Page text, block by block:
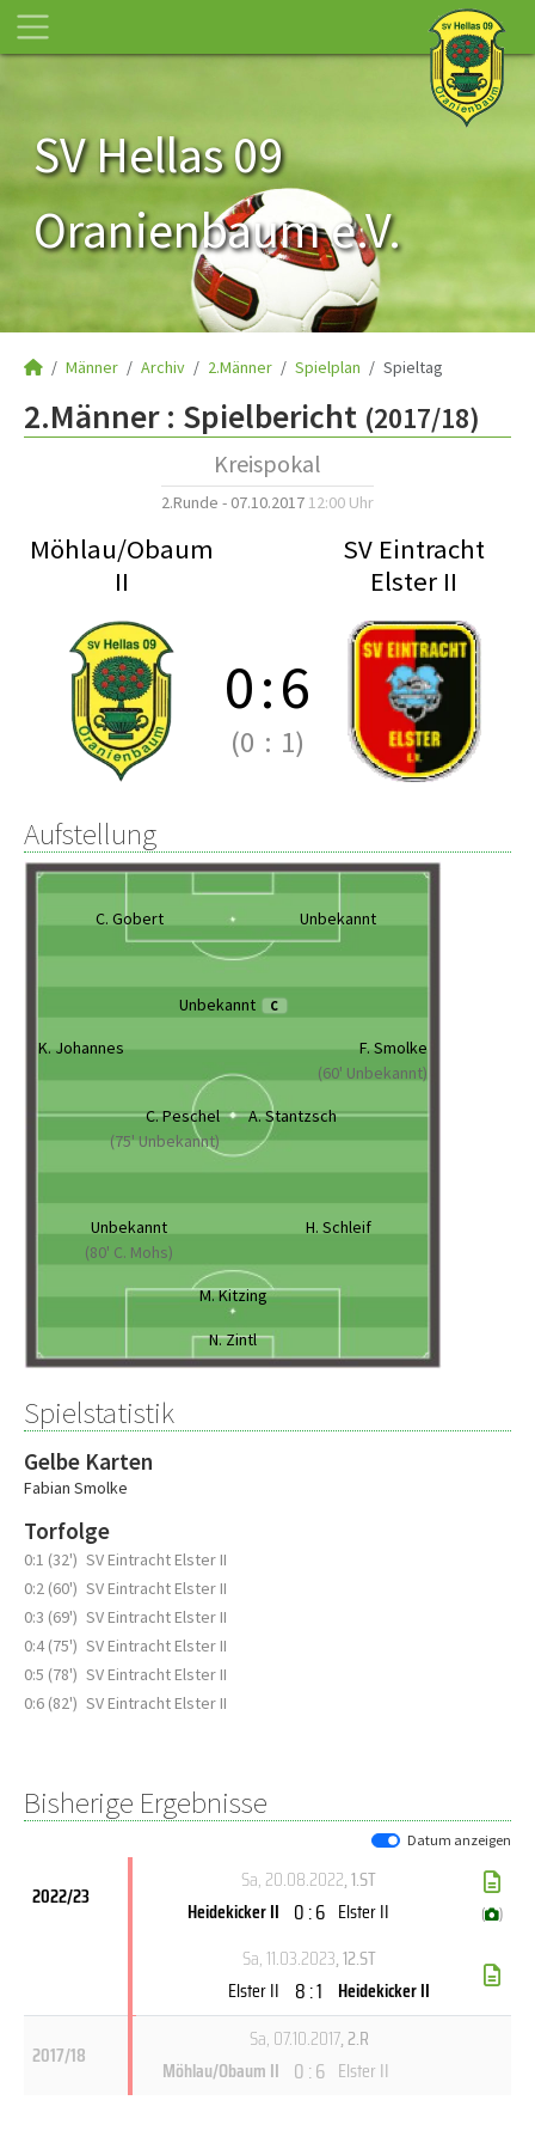
SV Hellas 09
Oranienbaum e.V.
Männer Archiv 2.Männer Spielplan Spieltag
2.Männer : Spielbericht (2017/18)
Kreispokal
2.Runde - 07.10.2017 12:00 Uhr
Möhlau/Obaum
II
SV Eintracht
Elster II
0:6
(0 : 1)
Aufstellung
C. Gobert Unbekannt
Unbekannt C
K. Johannes
F. Smolke
(60' Unbekannt)
C. Peschel
(75' Unbekannt)
A. Stantzsch
Unbekannt
(80' C. Mohs)
H. Schleif
M. Kitzing
N. Zintl
Spielstatistik
Gelbe Karten
Fabian Smolke
Torfolge
0:1 (32') SV Eintracht Elster II
0:2 (60') SV Eintracht Elster II
0:3 (69') SV Eintracht Elster II
0:4 (75') SV Eintracht Elster II
0:5 (78') SV Eintracht Elster II
0:6 (82') SV Eintracht Elster II
Bisherige Ergebnisse
Datum anzeigen
2022/23
Sa, 20.08.2022, 1.ST
Heidekicker II 0 : 6 Elster II ( )
Sa, 11.03.2023, 12.ST
Elster II 8 : 1 Heidekicker II
2017/18
Sa, 07.10.2017, 2.R
Möhlau/Obaum II 0 : 6 Elster II